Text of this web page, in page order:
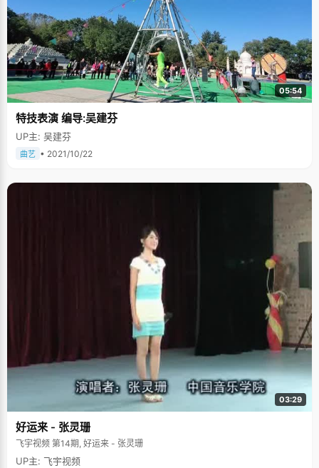
05:54
特技表演 编导:吴建芬
UP主: 吴建芬
曲艺 • 2021/10/22
03:29
好运来 - 张灵珊
飞宇视频 第14期, 好运来 - 张灵珊
UP主: 飞宇视频